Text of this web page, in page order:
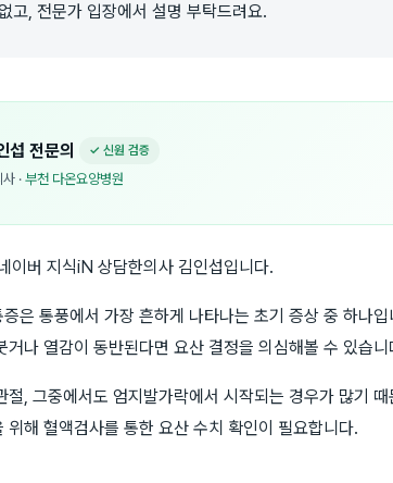
고, 전문가 입장에서 설명 부탁드려요.
섭 전문의 ✓ 신원 검증
사 · 부천 다온요양병원
이버 지식iN 상담한의사 김인섭입니다.
은 통풍에서 가장 흔하게 나타나는 초기 증상 중 하나
거나 열감이 동반된다면 요산 결정을 의심해볼 수 있습니
절, 그중에서도 엄지발가락에서 시작되는 경우가 많기
위해 혈액검사를 통한 요산 수치 확인이 필요합니다.